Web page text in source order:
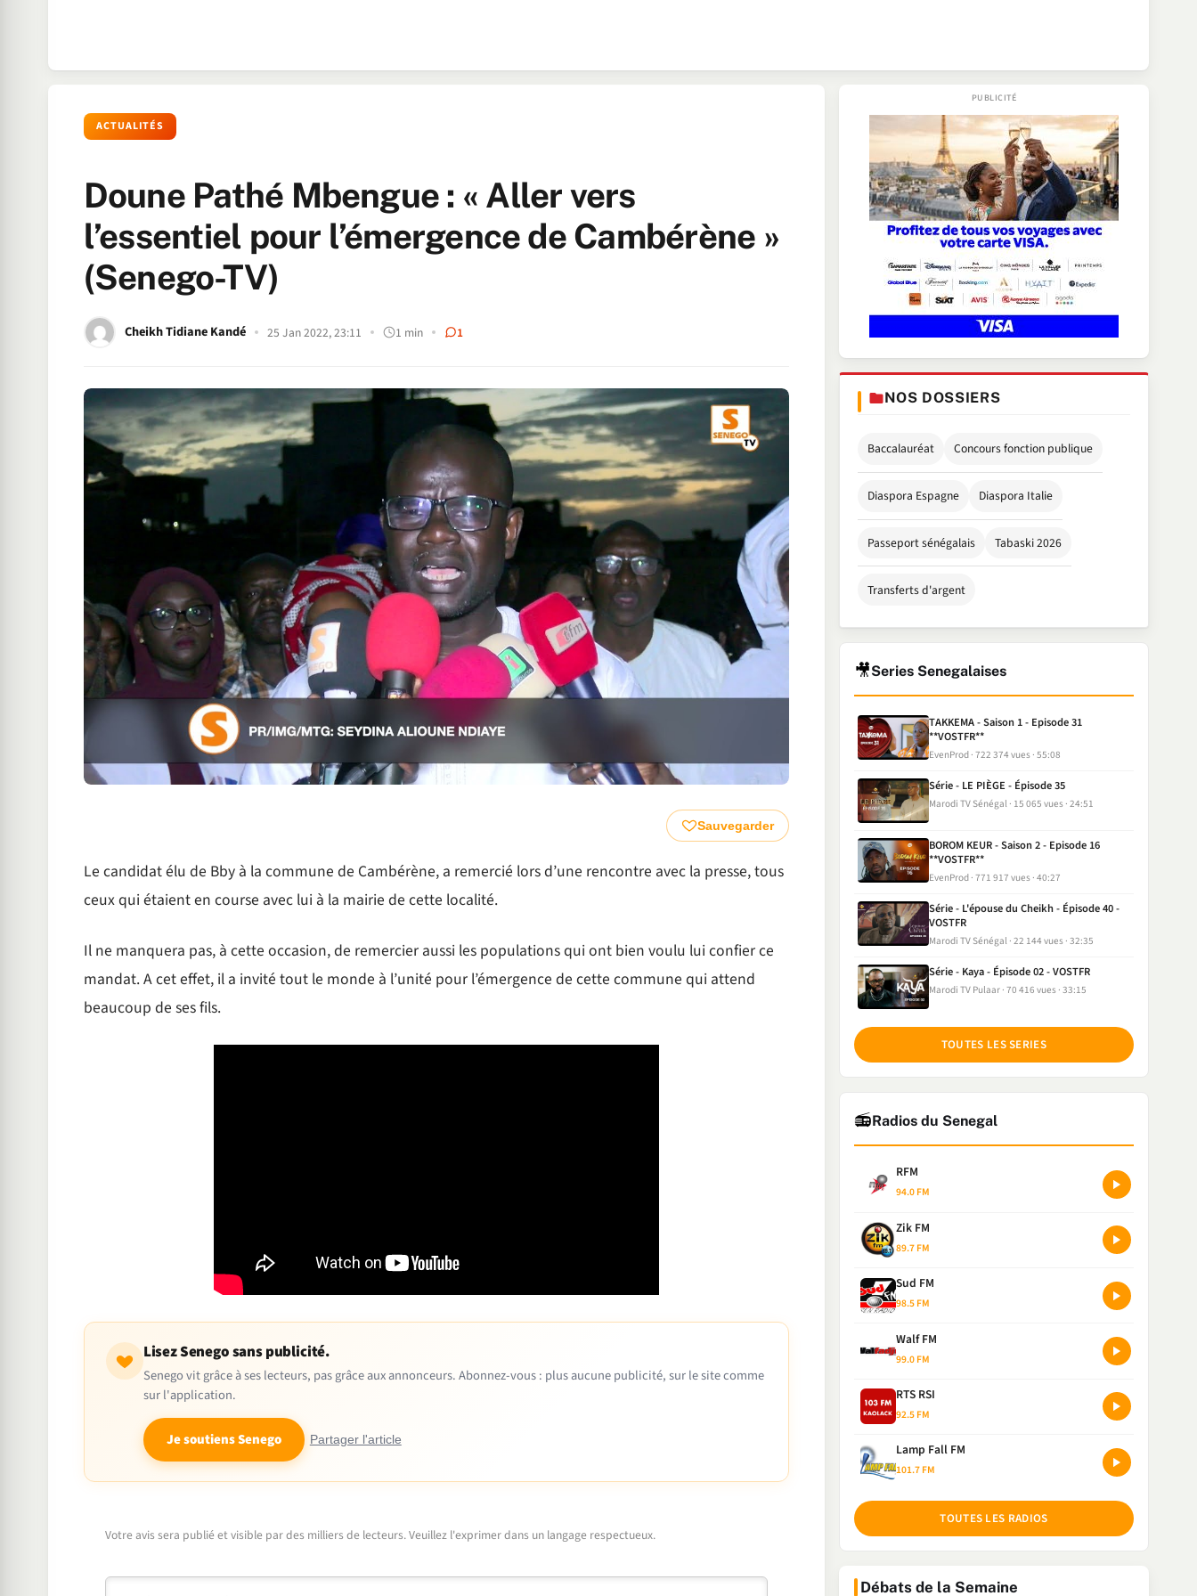
ACTUALITÉS
Doune Pathé Mbengue : « Aller vers
l’essentiel pour l’émergence de Cambérène »
(Senego-TV)
Cheikh Tidiane Kandé 25 Jan 2022, 23:11 1 min 1
Sauvegarder
Le candidat élu de Bby à la commune de Cambérène, a remercié lors d’une rencontre avec la presse, tous
ceux qui étaient en course avec lui à la mairie de cette localité.
Il ne manquera pas, à cette occasion, de remercier aussi les populations qui ont bien voulu lui confier ce
mandat. A cet effet, il a invité tout le monde à l’unité pour l’émergence de cette commune qui attend
beaucoup de ses fils.
Lisez Senego sans publicité.
Senego vit grâce à ses lecteurs, pas grâce aux annonceurs. Abonnez-vous : plus aucune publicité, sur le site comme
sur l'application.
Je soutiens Senego Partager l'article
Votre avis sera publié et visible par des milliers de lecteurs. Veuillez l'exprimer dans un langage respectueux.
Commentaire
NOS DOSSIERS
Baccalauréat Concours fonction publique
Diaspora Espagne Diaspora Italie
Passeport sénégalais Tabaski 2026
Transferts d'argent
🎥Series Senegalaises
TAKKEMA - Saison 1 - Episode 31
**VOSTFR**
EvenProd 722 374 vues 55:08
Série - LE PIÈGE - Épisode 35
Marodi TV Sénégal 15 065 vues 24:51
BOROM KEUR - Saison 2 - Episode 16
**VOSTFR**
EvenProd 771 917 vues 40:27
Série - L'épouse du Cheikh - Épisode 40 -
VOSTFR
Marodi TV Sénégal 22 144 vues 32:35
Série - Kaya - Épisode 02 - VOSTFR
Marodi TV Pulaar 70 416 vues 33:15
TOUTES LES SERIES
📻Radios du Senegal
RFM
94.0 FM
Zik FM
89.7 FM
Sud FM
98.5 FM
Walf FM
99.0 FM
RTS RSI
92.5 FM
Lamp Fall FM
101.7 FM
TOUTES LES RADIOS
Débats de la Semaine